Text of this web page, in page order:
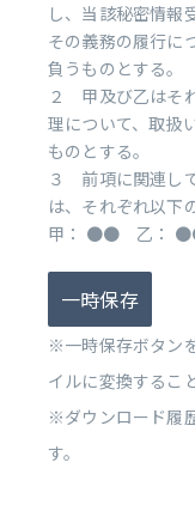
し、当該秘密情報
その義務の履行に
負うものとする。
２ 甲及び乙はそ
理について、取扱
ものとする。
３ 前項に関連し
は、それぞれ以下
甲： ●● 乙：
一時保存
※一時保存ボタン
イルに変換するこ
※ダウンロード履
す。